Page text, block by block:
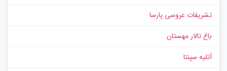
تشریفات عروسی پارسا
باغ تالار مهستان
آتلیه سپنتا